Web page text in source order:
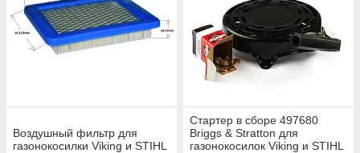
Воздушный фильтр для
газонокосилки Viking и STIHL
Стартер в сборе 497680
Briggs & Stratton для
газонокосилок Viking и STIHL